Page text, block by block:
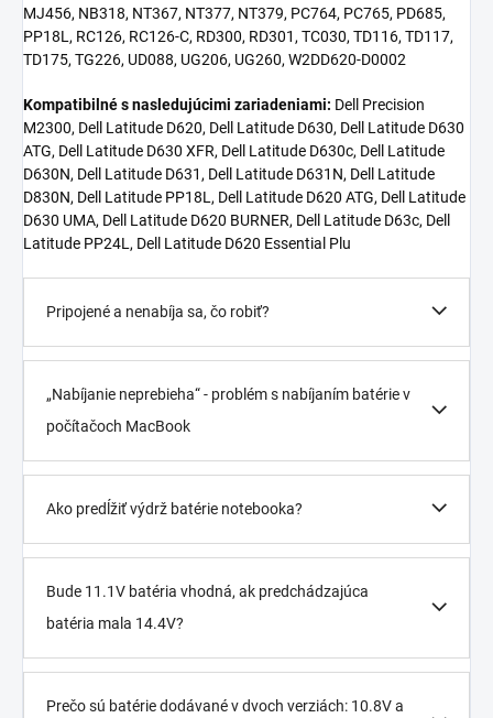
MJ456, NB318, NT367, NT377, NT379, PC764, PC765, PD685,
PP18L, RC126, RC126-C, RD300, RD301, TC030, TD116, TD117,
TD175, TG226, UD088, UG206, UG260, W2DD620-D0002
Kompatibilné s nasledujúcimi zariadeniami: Dell Precision
M2300, Dell Latitude D620, Dell Latitude D630, Dell Latitude D630
ATG, Dell Latitude D630 XFR, Dell Latitude D630c, Dell Latitude
D630N, Dell Latitude D631, Dell Latitude D631N, Dell Latitude
D830N, Dell Latitude PP18L, Dell Latitude D620 ATG, Dell Latitude
D630 UMA, Dell Latitude D620 BURNER, Dell Latitude D63c, Dell
Latitude PP24L, Dell Latitude D620 Essential Plu
Pripojené a nenabíja sa, čo robiť?
„Nabíjanie neprebieha“ - problém s nabíjaním batérie v
počítačoch MacBook
Ako predĺžiť výdrž batérie notebooka?
Bude 11.1V batéria vhodná, ak predchádzajúca
batéria mala 14.4V?
Prečo sú batérie dodávané v dvoch verziách: 10.8V a